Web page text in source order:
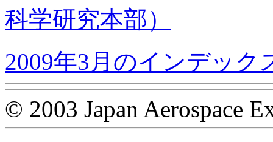
科学研究本部）
2009年3月のインデック
© 2003 Japan Aerospace